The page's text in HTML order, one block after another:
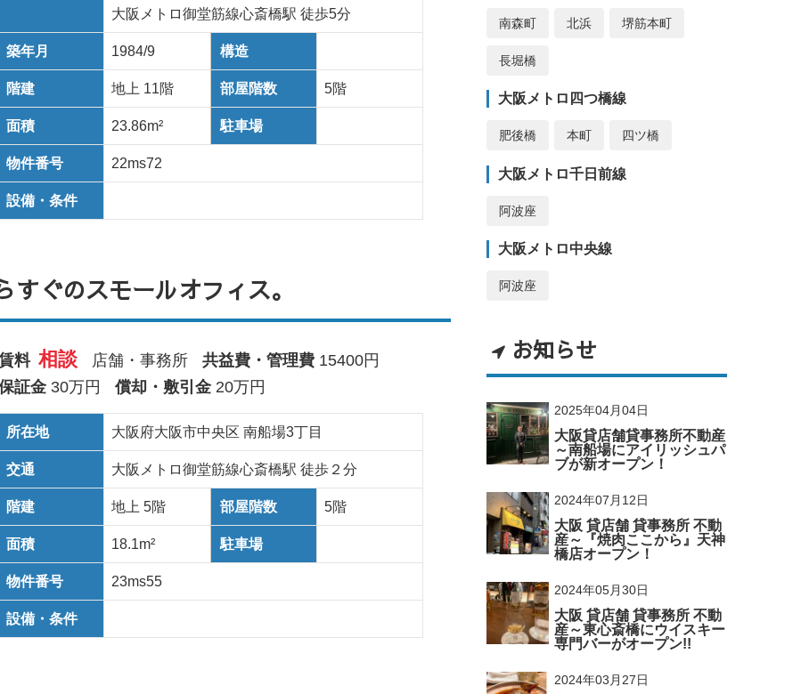
大阪メトロ御堂筋線心斎橋駅 徒歩5分
築年月 1984/9 構造
階建 地上 11階 部屋階数 5階
面積 23.86m² 駐車場
物件番号 22ms72
設備・条件
ぐのスモールオフィス。
料 相談 店舗・事務所 共益費・管理費 15400円
証金 30万円 償却・敷引金 20万円
所在地 大阪府大阪市中央区 南船場3丁目
交通 大阪メトロ御堂筋線心斎橋駅 徒歩２分
階建 地上 5階 部屋階数 5階
面積 18.1m² 駐車場
物件番号 23ms55
設備・条件
南森町 北浜 堺筋本町
長堀橋
大阪メトロ四つ橋線
肥後橋 本町 四ツ橋
大阪メトロ千日前線
阿波座
大阪メトロ中央線
阿波座
お知らせ
2025年04月04日
大阪貸店舗貸事務所不動産
～南船場にアイリッシュパ
ブが新オープン！
2024年07月12日
大阪 貸店舗 貸事務所 不動
産～『焼肉ここから』天神
橋店オープン！
2024年05月30日
大阪 貸店舗 貸事務所 不動
産～東心斎橋にウイスキー
専門バーがオープン!!
2024年03月27日